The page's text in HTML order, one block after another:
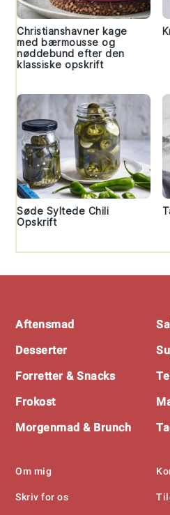
Christianshavner kage
med bærmousse og
nøddebund efter den
klassiske opskrift
Søde Syltede Chili
Opskrift
Aftensmad
Desserter
Forretter & Snacks
Frokost
Morgenmad & Brunch
Om mig
Skriv for os